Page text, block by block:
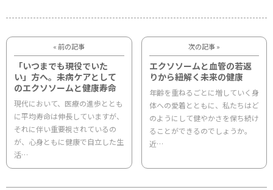
« 前の記事
「いつまでも現役でいた
い」方へ。未病ケアとして
のエクソソームと健康寿命
現代において、医療の進歩ととも
に平均寿命は伸長していますが、
それに伴い重要視されているの
が、心身ともに健康で自立した生
活…
次の記事 »
エクソソームと血管の若返
りから紐解く未来の健康
年齢を重ねるごとに増していく身
体への愛着とともに、私たちはど
のようにして健やかさを保ち続け
ることができるのでしょうか。
近…